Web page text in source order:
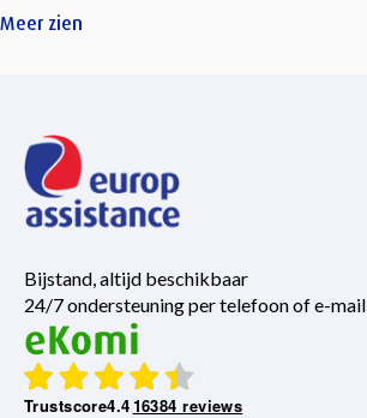
Meer zien
Bijstand, altijd beschikbaar
24/7 ondersteuning per telefoon of e-mail
Trustscore4.416384 reviews